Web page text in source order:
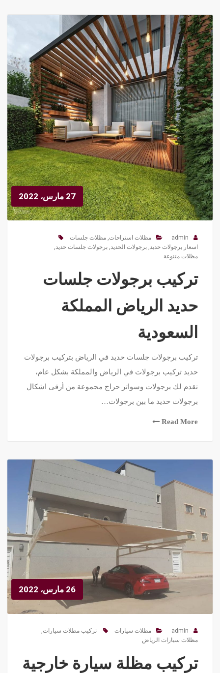
27 مارس، 2022
admin مظلات استراحات, مظلات جلسات
اسعار برجولات حديد, برجولات الحديد, برجولات جلسات حديد,
مظلات متنوعة
تركيب برجولات جلسات
حديد الرياض المملكة
السعودية
تركيب برجولات جلسات حديد في الرياض بتركيب برجولات
حديد تركيب برجولات في الرياض والمملكة بشكل عام،
تقدم لك برجولات وسواتر حراج مجموعة من أرقى اشكال
برجولات حديد ما بين برجولات…
Read More
26 مارس، 2022
admin مظلات سيارات تركيب مظلات سيارات,
مظلات سيارات الرياض
تركيب مظلة سيارة خارجية